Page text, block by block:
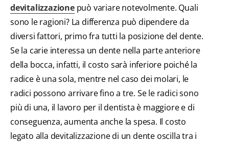
devitalizzazionepuò variare notevolmente. Quali
sono le ragioni? La differenza può dipendere da
diversi fattori, primo fra tutti la posizione del dente.
Se la carie interessa un dente nella parte anteriore
della bocca, infatti, il costo sarà inferiore poiché la
radice è una sola, mentre nel caso dei molari, le
radici possono arrivare fino a tre. Se le radici sono
più di una, il lavoro per il dentista è maggiore e di
conseguenza, aumenta anche la spesa. Il costo
legato alla devitalizzazione di un dente oscilla tra i